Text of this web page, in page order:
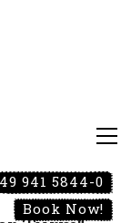
941 5844-0
Book Now!